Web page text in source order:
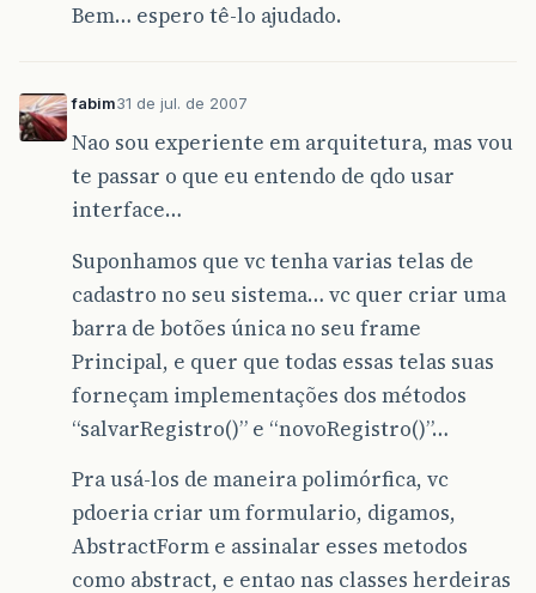
Bem… espero tê-lo ajudado.
fabim31 de jul. de 2007
Nao sou experiente em arquitetura, mas vou
te passar o que eu entendo de qdo usar
interface…
Suponhamos que vc tenha varias telas de
cadastro no seu sistema… vc quer criar uma
barra de botões única no seu frame
Principal, e quer que todas essas telas suas
forneçam implementações dos métodos
“salvarRegistro()” e “novoRegistro()”…
Pra usá-los de maneira polimórfica, vc
pdoeria criar um formulario, digamos,
AbstractForm e assinalar esses metodos
como abstract, e entao nas classes herdeiras